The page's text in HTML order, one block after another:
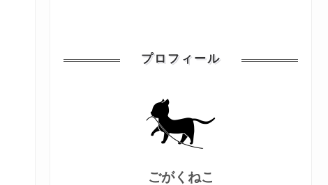
プロフィール
ごがくねこ